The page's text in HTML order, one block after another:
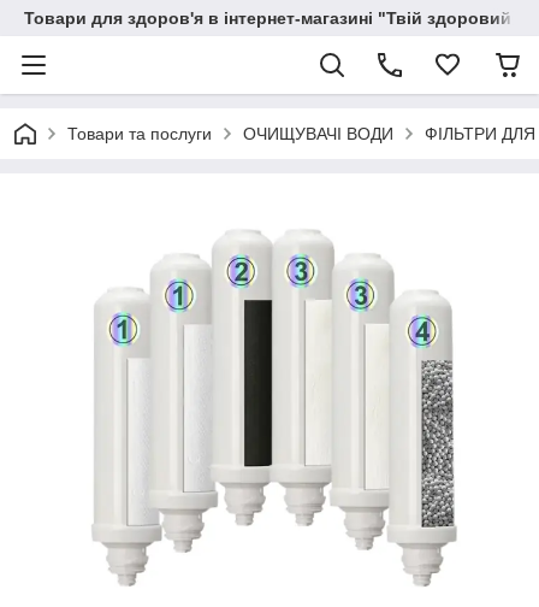
Товари для здоров'я в інтернет-магазині "Твій здоровий
Товари та послуги ОЧИЩУВАЧІ ВОДИ ФІЛЬТРИ